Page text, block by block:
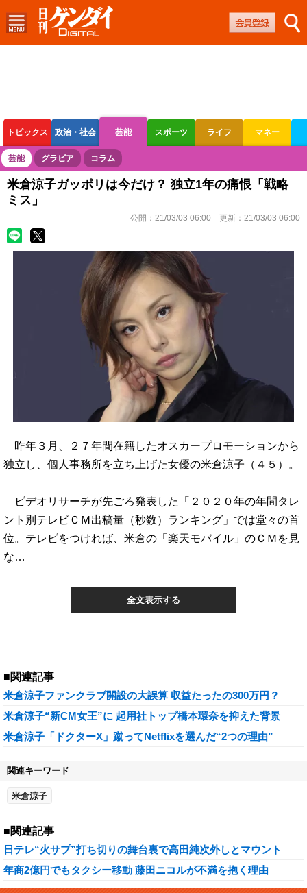
トピックス 政治・社会 芸能 スポーツ ライフ マネー
ボートレース 競輪 オートレース
芸能 グラビア コラム
米倉涼子ガッポリは今だけ？ 独立1年の痛恨「戦略
ミス」
公開： 21/03/03 06:00 更新： 21/03/03 06:00
昨年３月、２７年間在籍したオスカープロモーションから
独立し、個人事務所を立ち上げた女優の米倉涼子（４５）。
ビデオリサーチが先ごろ発表した「２０２０年の年間タレ
ント別テレビＣＭ出稿量（秒数）ランキング」では堂々の首
位。テレビをつければ、米倉の「楽天モバイル」のＣＭを見
な…
全文表示する
■関連記事
米倉涼子ファンクラブ開設の大誤算 収益たったの300万円？
米倉涼子“新CM女王”に 起用社トップ橋本環奈を抑えた背景
米倉涼子「ドクターX」蹴ってNetflixを選んだ“2つの理由”
関連キーワード
米倉涼子
■関連記事
日テレ“火サプ”打ち切りの舞台裏で高田純次外しとマウント
年商2億円でもタクシー移動 藤田ニコルが不満を抱く理由